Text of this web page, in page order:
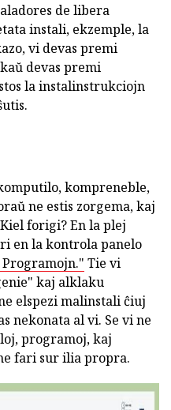
de libera
instali, ekzemple, la
vi devas premi
devas premi
la instalinstrukciojn
kompreneble,
ne estis zorgema, kaj
forigi? En la plej
en la kontrola panelo
Tie vi
kaj alklaku
elspezi malinstali ĉiuj
nekonata al vi. Se vi ne
programoj, kaj
fari sur ilia propra.